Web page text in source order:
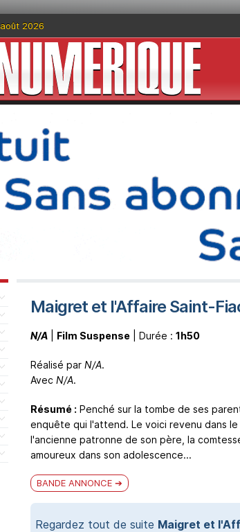
2026
Maigret et l'Affaire Saint-
N/A| Film Suspense| Durée : 1h50
Réalisé par N/A.
Avec N/A.
Résumé : Penché sur la tombe de ses
enquête qui l'attend. Le voici revenu dans
l'ancienne patronne de son père, la
amoureux dans son adolescence...
BANDE ANNONCE
Regardez tout de suite Maigret et